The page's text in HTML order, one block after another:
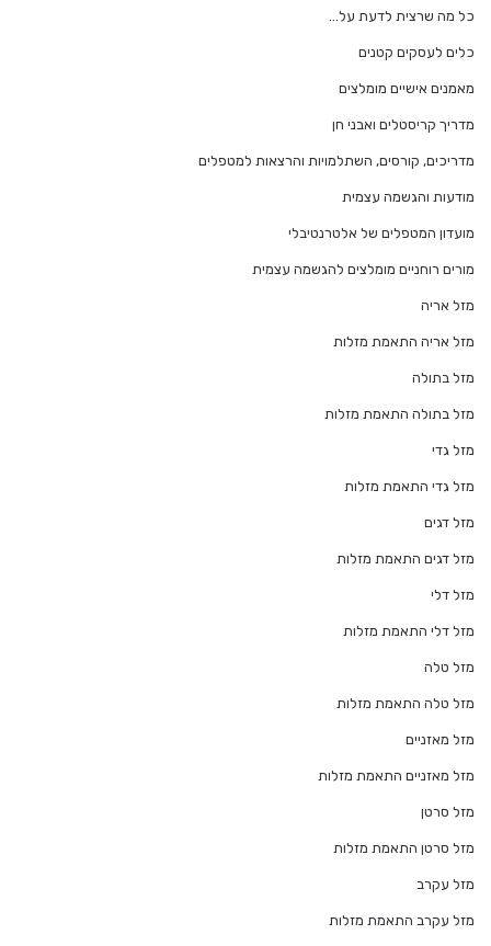
כל מה שרצית לדעת על…
כלים לעסקים קטנים
מאמנים אישיים מומלצים
מדריך קריסטלים ואבני חן
מדריכים, קורסים, השתלמויות והרצאות למטפלים
מודעות והגשמה עצמית
מועדון המטפלים של אלטרנטיבלי
מורים רוחניים מומלצים להגשמה עצמית
מזל אריה
מזל אריה התאמת מזלות
מזל בתולה
מזל בתולה התאמת מזלות
מזל גדי
מזל גדי התאמת מזלות
מזל דגים
מזל דגים התאמת מזלות
מזל דלי
מזל דלי התאמת מזלות
מזל טלה
מזל טלה התאמת מזלות
מזל מאזניים
מזל מאזניים התאמת מזלות
מזל סרטן
מזל סרטן התאמת מזלות
מזל עקרב
מזל עקרב התאמת מזלות